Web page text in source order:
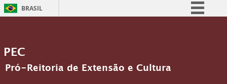
BRASIL
Acesso à informação
PEC
Pró-Reitoria de Extensão e Cultura